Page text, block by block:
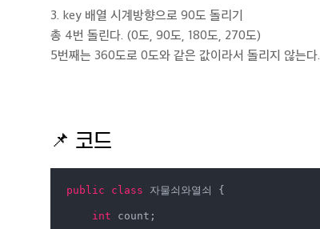
3. key 배열 시계방향으로 90도 돌리기
총 4번 돌린다. (0도, 90도, 180도, 270도)
5번째는 360도로 0도와 같은 값이라서 돌리지 않는다.
📌 코드
public class 자물쇠와열쇠 {
int count;